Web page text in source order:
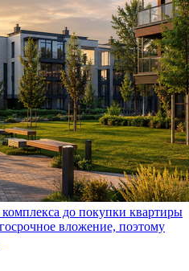
до покупки квартиры
вложение, поэтому